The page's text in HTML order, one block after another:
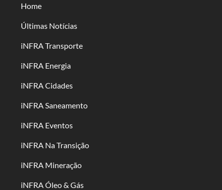
Home
Últimas Notícias
iNFRA Transporte
iNFRA Energia
iNFRA Cidades
iNFRA Saneamento
iNFRA Eventos
iNFRA Na Transição
iNFRA Mineração
iNFRA Óleo & Gás